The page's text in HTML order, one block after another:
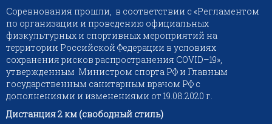
Соревнования прошли, в соответствии с «Регламентом
по организации и проведению официальных
физкультурных и спортивных мероприятий на
территории Российской Федерации в условиях
сохранения рисков распространения COVID–19»,
утвержденным Министром спорта РФ и Главным
государственным санитарным врачом РФ с
дополнениями и изменениями от 19.08.2020 г.
Дистанция2 км (свободный стиль)